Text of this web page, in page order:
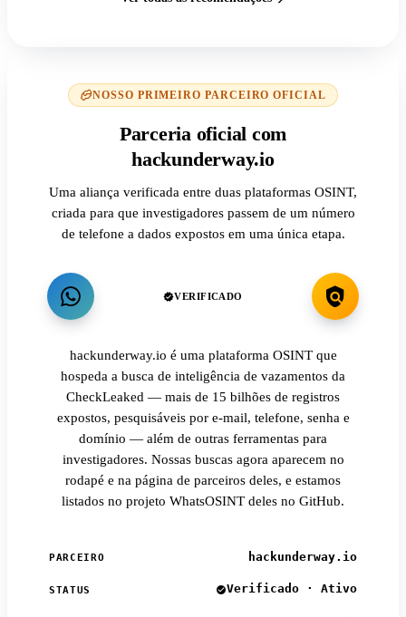
NOSSO PRIMEIRO PARCEIRO OFICIAL
Parceria oficial com
hackunderway.io
Uma aliança verificada entre duas plataformas OSINT,
criada para que investigadores passem de um número
de telefone a dados expostos em uma única etapa.
VERIFICADO
hackunderway.io é uma plataforma OSINT que
hospeda a busca de inteligência de vazamentos da
CheckLeaked — mais de 15 bilhões de registros
expostos, pesquisáveis por e-mail, telefone, senha e
domínio — além de outras ferramentas para
investigadores. Nossas buscas agora aparecem no
rodapé e na página de parceiros deles, e estamos
listados no projeto WhatsOSINT deles no GitHub.
PARCEIRO hackunderway.io
STATUS Verificado · Ativo